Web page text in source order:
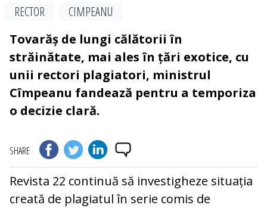
RECTOR
CIMPEANU
Tovarăș de lungi călătorii în
străinătate, mai ales în țări exotice, cu
unii rectori plagiatori, ministrul
Cîmpeanu fandează pentru a temporiza
o decizie clară.
SHARE
Revista 22 continuă să investigheze situația
creată de plagiatul în serie comis de